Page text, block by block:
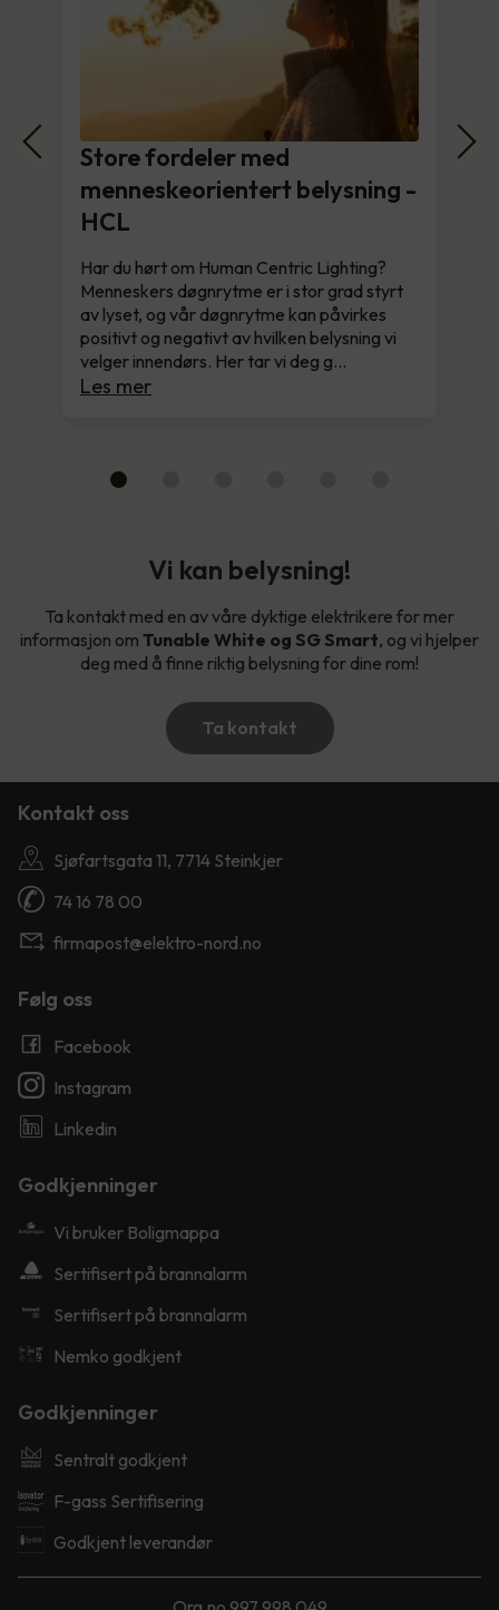
Store fordeler med
menneskeorientert belysning -
HCL
Har du hørt om Human Centric Lighting?
Menneskers døgnrytme er i stor grad styrt
av lyset, og vår døgnrytme kan påvirkes
positivt og negativt av hvilken belysning vi
velger innendørs. Her tar vi deg g…
Les mer
Vi kan belysning!
Ta kontakt med en av våre dyktige elektrikere for mer
informasjon om Tunable White og SG Smart, og vi hjelper
deg med å finne riktig belysning for dine rom!
Ta kontakt
Kontakt oss
Sjøfartsgata 11, 7714 Steinkjer
74 16 78 00
firmapost@elektro-nord.no
Følg oss
Facebook
Instagram
Linkedin
Godkjenninger
Vi bruker Boligmappa
Sertifisert på brannalarm
Sertifisert på brannalarm
Nemko godkjent
Godkjenninger
Sentralt godkjent
F-gass Sertifisering
Godkjent leverandør